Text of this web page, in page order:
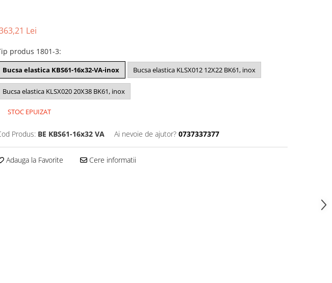
Lei
produs 1801-3:
Bucsa elastica KBS61-16x32-VA-inox Bucsa elastica KLSX012 12X22 BK61, inox
Bucsa elastica KLSX020 20X38 BK61, inox
STOC EPUIZAT
Produs: BE KBS61-16x32 VA Ai nevoie de ajutor? 0737337377
Adauga la Favorite Cere informatii